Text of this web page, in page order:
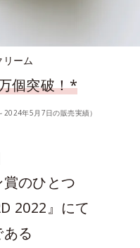
リーム
個突破！*
年5月7日の販売実績）
のひとつ
2022』にて
る